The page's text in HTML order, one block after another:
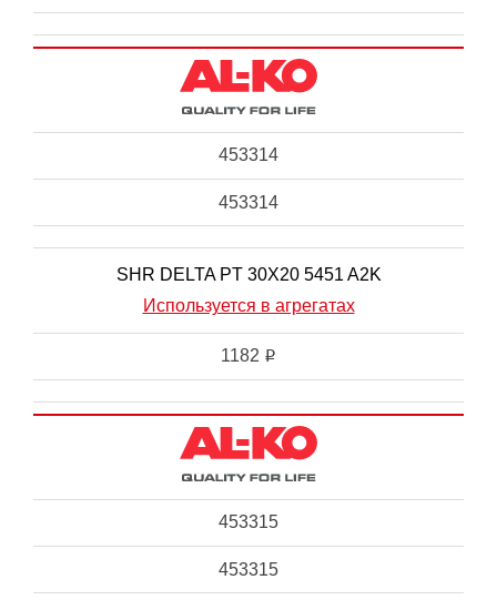
453314
453314
SHR DELTA PT 30X20 5451 A2K
Используется в агрегатах
1182 i
453315
453315